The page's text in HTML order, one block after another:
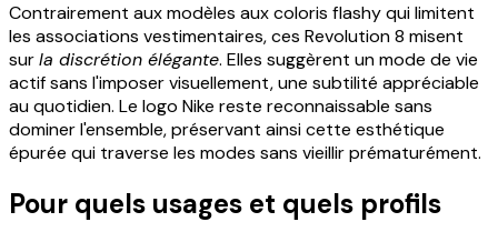
Contrairement aux modèles aux coloris flashy qui limitent
les associations vestimentaires, ces Revolution 8 misent
surla discrétion élégante. Elles suggèrent un mode de vie
actif sans l'imposer visuellement, une subtilité appréciable
au quotidien. Le logo Nike reste reconnaissable sans
dominer l'ensemble, préservant ainsi cette esthétique
épurée qui traverse les modes sans vieillir prématurément.
Pour quels usages et quels profils